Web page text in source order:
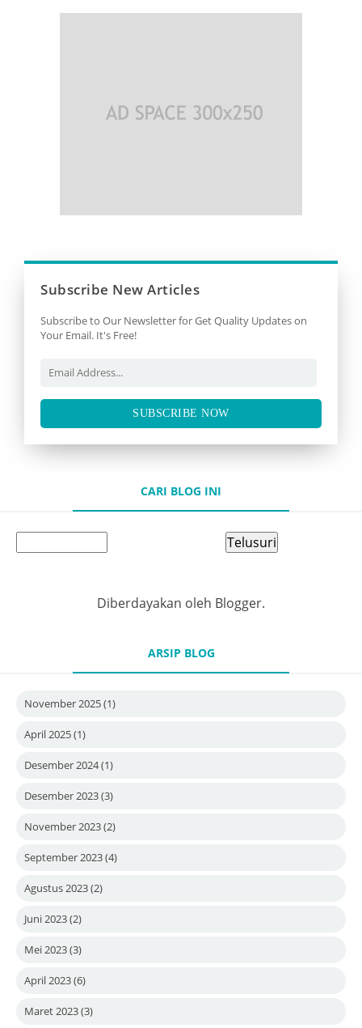
Subscribe New Articles
Subscribe to Our Newsletter for Get Quality Updates on
Your Email. It's Free!
SUBSCRIBE NOW
CARI BLOG INI
Diberdayakan oleh Blogger.
ARSIP BLOG
November 2025(1)
April 2025(1)
Desember 2024(1)
Desember 2023(3)
November 2023(2)
September 2023(4)
Agustus 2023(2)
Juni 2023(2)
Mei 2023(3)
April 2023(6)
Maret 2023(3)